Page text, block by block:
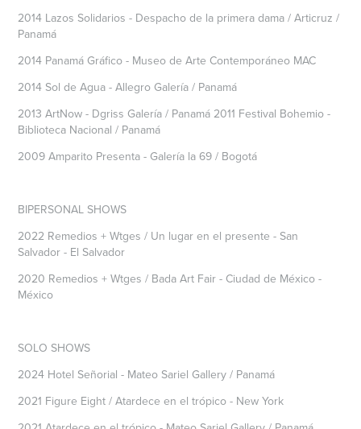
2014 Lazos Solidarios - Despacho de la primera dama / Articruz /
Panamá
2014 Panamá Gráfico - Museo de Arte Contemporáneo MAC
2014 Sol de Agua - Allegro Galería / Panamá
2013 ArtNow - Dgriss Galería / Panamá 2011 Festival Bohemio -
Biblioteca Nacional / Panamá
2009 Amparito Presenta - Galería la 69 / Bogotá
BIPERSONAL SHOWS
2022 Remedios + Wtges / Un lugar en el presente - San
Salvador - El Salvador
2020 Remedios + Wtges / Bada Art Fair - Ciudad de México -
México
SOLO SHOWS
2024 Hotel Señorial - Mateo Sariel Gallery / Panamá
2021 Figure Eight / Atardece en el trópico - New York